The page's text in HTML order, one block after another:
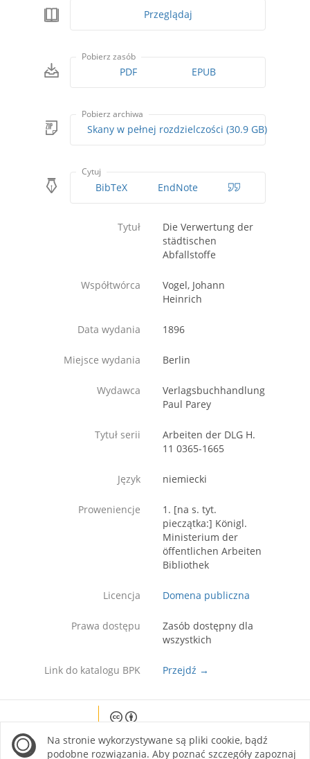
Przeglądaj
Pobierz zasób
PDF EPUB
Pobierz archiwa
Skany w pełnej rozdzielczości (30.9 GB)
Cytuj
BibTeX EndNote
Tytuł
Die Verwertung der
städtischen
Abfallstoffe
Współtwórca
Vogel, Johann
Heinrich
Data wydania 1896
Miejsce wydania Berlin
Wydawca
Verlagsbuchhandlung
Paul Parey
Tytuł serii
Arbeiten der DLG H.
11 0365-1665
Język niemiecki
Proweniencje
1. [na s. tyt.
pieczątka:] Königl.
Ministerium der
öffentlichen Arbeiten
Bibliothek
Licencja Domena publiczna
Prawa dostępu
Zasób dostępny dla
wszystkich
Link do katalogu BPK Przejdź →
site is licensed under a Creative Commons
Attribution 4.0 International license.
Na stronie wykorzystywane są pliki cookie, bądź
podobne rozwiązania. Aby poznać szczegóły zapoznaj